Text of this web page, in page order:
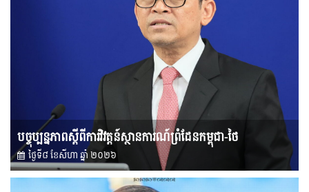
បច្ចុប្បន្នភាពស្ដីពីការវិវត្តន៍ស្ថានការណ៍ព្រំដែនកម្ពុជា-ថៃ
ថ្ងៃទី៨ ខែ​សីហា ឆ្នាំ ២០២៦